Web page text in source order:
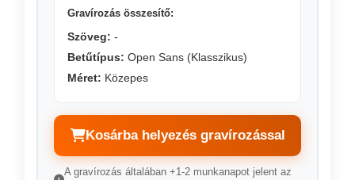
Gravírozás összesítő:
Szöveg: -
Betűtípus: Open Sans (Klasszikus)
Méret: Közepes
Kosárba helyezés gravírozással
A gravírozás általában +1-2 munkanapot jelent az